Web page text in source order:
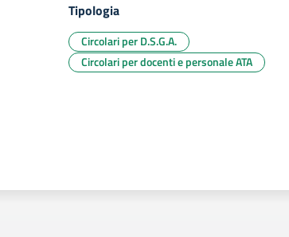
Tipologia
Circolari per D.S.G.A.
Circolari per docenti e personale ATA